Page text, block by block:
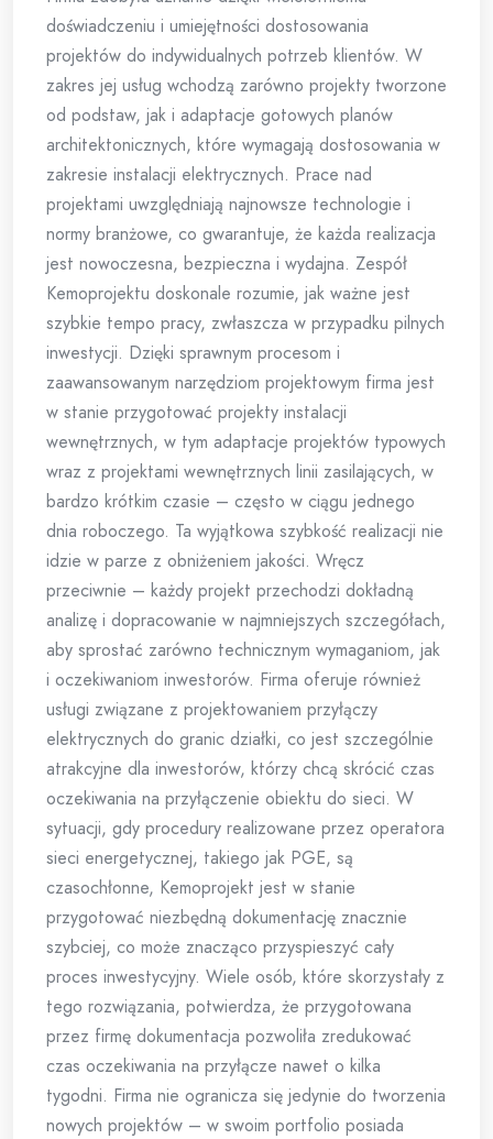
doświadczeniu i umiejętności dostosowania
projektów do indywidualnych potrzeb klientów. W
zakres jej usług wchodzą zarówno projekty tworzone
od podstaw, jak i adaptacje gotowych planów
architektonicznych, które wymagają dostosowania w
zakresie instalacji elektrycznych. Prace nad
projektami uwzględniają najnowsze technologie i
normy branżowe, co gwarantuje, że każda realizacja
jest nowoczesna, bezpieczna i wydajna. Zespół
Kemoprojektu doskonale rozumie, jak ważne jest
szybkie tempo pracy, zwłaszcza w przypadku pilnych
inwestycji. Dzięki sprawnym procesom i
zaawansowanym narzędziom projektowym firma jest
w stanie przygotować projekty instalacji
wewnętrznych, w tym adaptacje projektów typowych
wraz z projektami wewnętrznych linii zasilających, w
bardzo krótkim czasie – często w ciągu jednego
dnia roboczego. Ta wyjątkowa szybkość realizacji nie
idzie w parze z obniżeniem jakości. Wręcz
przeciwnie – każdy projekt przechodzi dokładną
analizę i dopracowanie w najmniejszych szczegółach,
aby sprostać zarówno technicznym wymaganiom, jak
i oczekiwaniom inwestorów. Firma oferuje również
usługi związane z projektowaniem przyłączy
elektrycznych do granic działki, co jest szczególnie
atrakcyjne dla inwestorów, którzy chcą skrócić czas
oczekiwania na przyłączenie obiektu do sieci. W
sytuacji, gdy procedury realizowane przez operatora
sieci energetycznej, takiego jak PGE, są
czasochłonne, Kemoprojekt jest w stanie
przygotować niezbędną dokumentację znacznie
szybciej, co może znacząco przyspieszyć cały
proces inwestycyjny. Wiele osób, które skorzystały z
tego rozwiązania, potwierdza, że przygotowana
przez firmę dokumentacja pozwoliła zredukować
czas oczekiwania na przyłącze nawet o kilka
tygodni. Firma nie ogranicza się jedynie do tworzenia
nowych projektów – w swoim portfolio posiada